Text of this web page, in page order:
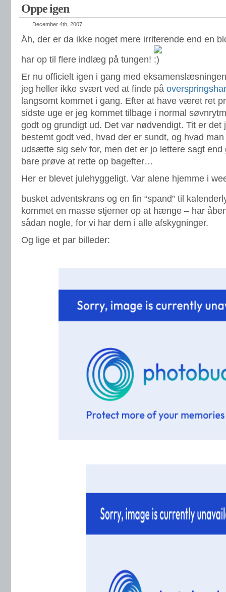
Oppe igen
December 4th, 2007
Åh, der er da ikke noget mere irriterende end en
har op til flere indlæg på tungen!
Er nu officielt igen i gang med
jeg heller ikke svært ved at finde på
langsomt kommet i gang. Efter at have været ret
sidste uge er jeg kommet tilbage i normal
godt og grundigt ud. Det var nødvendigt. Tit er det
bestemt godt ved, hvad der er sundt, og hvad
udsætte sig selv for, men det er jo lettere sagt end
bare prøve at rette op bagefter…
Her er blevet julehyggeligt. Var alene hjemme i
busket adventskrans og en fin “spand” til
kommet en masse stjerner op at hænge – har
sådan nogle, for vi har dem i alle afskygninger.
Og lige et par billeder: